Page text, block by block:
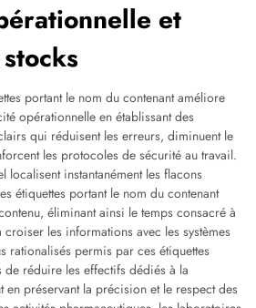
et
portant le nom du contenant améliore
opérationnelle en établissant des
qui réduisent les erreurs, diminuent le
les protocoles de sécurité au travail.
localisent instantanément les flacons
étiquettes portant le nom du contenant
éliminant ainsi le temps consacré à
les informations avec les systèmes
rationalisés permis par ces étiquettes
de réduire les effectifs dédiés à la
en préservant la précision et le respect des